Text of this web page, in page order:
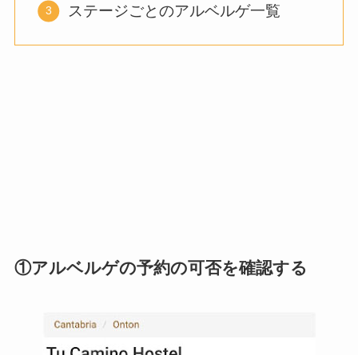
ステージごとのアルベルゲ一覧
①アルベルゲの予約の可否を確認する